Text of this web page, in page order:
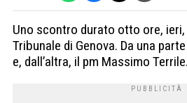
Uno scontro durato otto ore, ieri,
Tribunale di Genova. Da una
e, dall’altra, il pm Massimo Terrile.